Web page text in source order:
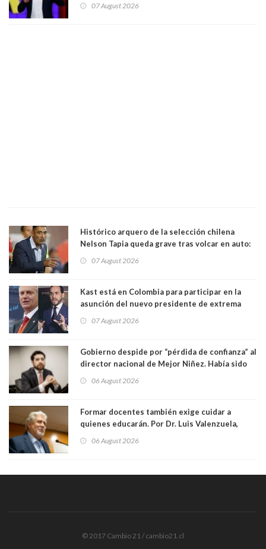
forma de quitar dignidad"
07 August 2026
Histórico arquero de la selección chilena
Nelson Tapia queda grave tras volcar en auto:
07 August 2026
Kast está en Colombia para participar en la
asunción del nuevo presidente de extrema
07 August 2026
Gobierno despide por “pérdida de confianza” al
director nacional de Mejor Niñez. Había sido
06 August 2026
Formar docentes también exige cuidar a
quienes educarán. Por Dr. Luis Valenzuela,
Académicos U. Católica Silva Henríquez
06 August 2026
© 2017 Cambio 21 / cambio21.cl